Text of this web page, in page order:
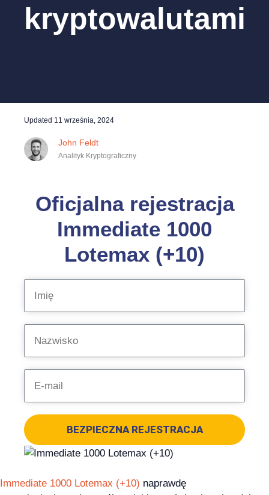
kryptowalutami
Updated 11 września, 2024
John Feldt
Analityk Kryptograficzny
Oficjalna rejestracja
Immediate 1000
Lotemax (+10)
BEZPIECZNA REJESTRACJA
Immediate 1000 Lotemax (+10) naprawdę